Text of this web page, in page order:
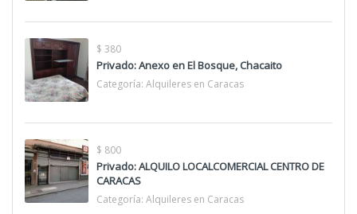
$ 380
Privado: Anexo en El Bosque, Chacaito
Categoría: Alquileres en Caracas
$ 800
Privado: ALQUILO LOCALCOMERCIAL CENTRO DE
CARACAS
Categoría: Alquileres en Caracas